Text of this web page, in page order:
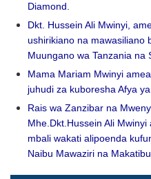
Diamond.
Dkt. Hussein Ali Mwinyi,
ushirikiano na mawasiliano
Muungano wa Tanzania na
Mama Mariam Mwinyi
juhudi za kuboresha Afya
Rais wa Zanzibar na
Mhe.Dkt.Hussein Ali
mbali wakati alipoenda
Naibu Mawaziri na